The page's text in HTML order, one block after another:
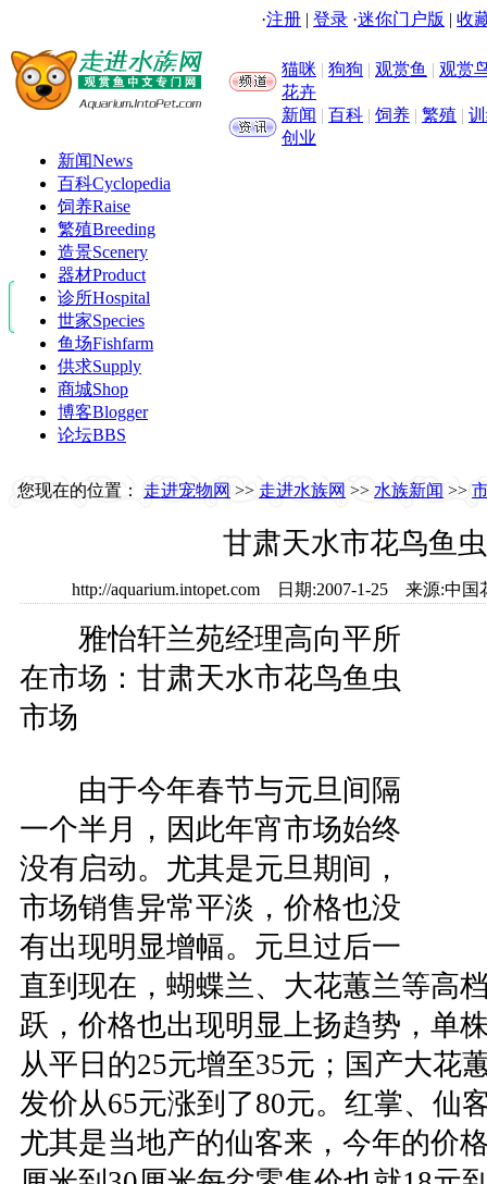
·注册 | 登录 ·迷你门户版 | 收
猫咪 | 狗狗 | 观赏鱼 | 观赏
花卉
新闻 | 百科 | 饲养 | 繁殖 |
创业
新闻News
百科Cyclopedia
饲养Raise
繁殖Breeding
造景Scenery
器材Product
诊所Hospital
世家Species
鱼场Fishfarm
供求Supply
商城Shop
博客Blogger
论坛BBS
您现在的位置： 走进宠物网 >> 走进水族网 >> 水族新闻 >>
甘肃天水市花鸟鱼
http://aquarium.intopet.com 日期:2007-1-25 来源:
雅怡轩兰苑经理高向平所
在市场：甘肃天水市花鸟鱼虫
市场
由于今年春节与元旦间隔
一个半月，因此年宵市场始终
没有启动。尤其是元旦期间，
市场销售异常平淡，价格也没
有出现明显增幅。元旦过后一
直到现在，蝴蝶兰、大花蕙兰等高
跃，价格也出现明显上扬趋势，单
从平日的25元增至35元；国产大花
发价从65元涨到了80元。红掌、仙
尤其是当地产的仙客来，今年的价